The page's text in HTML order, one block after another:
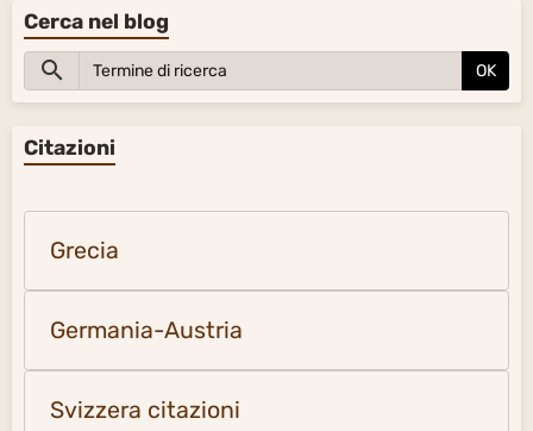
Cerca nel blog
OK
Citazioni
Grecia
Germania-Austria
Svizzera citazioni